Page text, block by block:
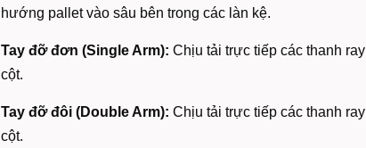
hướng pallet vào sâu bên trong các làn kệ.
Tay đỡ đơn (Single Arm): Chịu tải trực tiếp các thanh
cột.
Tay đỡ đôi (Double Arm): Chịu tải trực tiếp các thanh
cột.